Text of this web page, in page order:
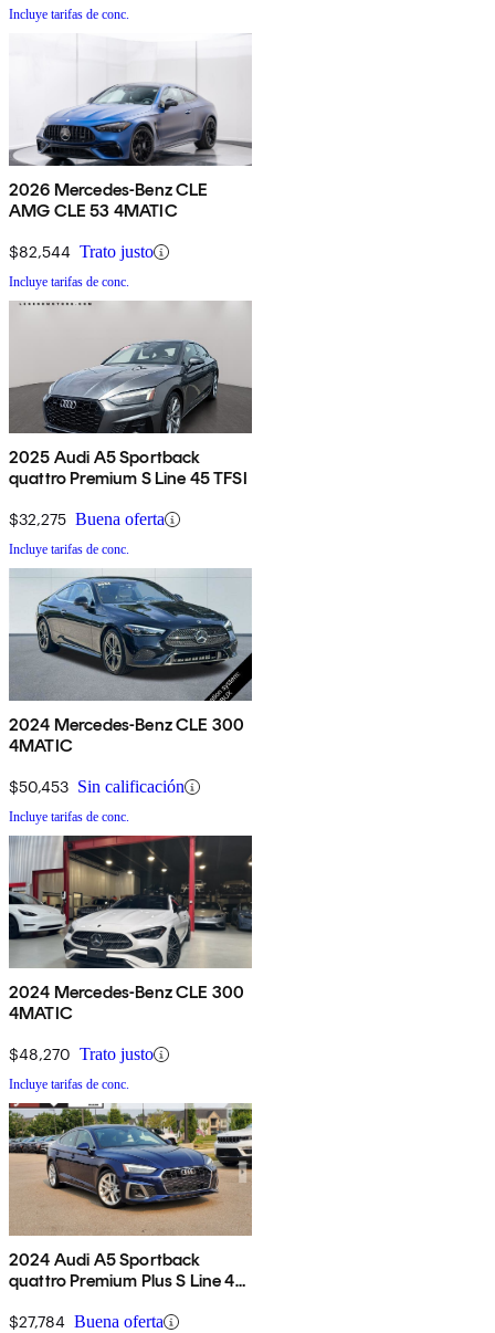
Incluye tarifas de conc.
2026 Mercedes-Benz CLE
AMG CLE 53 4MATIC
$82,544 Trato justo
Incluye tarifas de conc.
2025 Audi A5 Sportback
quattro Premium S Line 45 TFSI
$32,275 Buena oferta
Incluye tarifas de conc.
2024 Mercedes-Benz CLE 300
4MATIC
$50,453 Sin calificación
Incluye tarifas de conc.
2024 Mercedes-Benz CLE 300
4MATIC
$48,270 Trato justo
Incluye tarifas de conc.
2024 Audi A5 Sportback
quattro Premium Plus S Line 45
$27,784 Buena oferta